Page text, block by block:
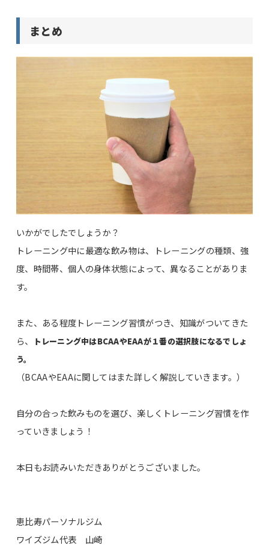
まとめ
いかがでしたでしょうか？
トレーニング中に最適な飲み物は、トレーニングの種類、強
度、時間帯、個人の身体状態によって、異なることがありま
す。
また、ある程度トレーニング習慣がつき、知識がついてきた
ら、
トレーニング中はBCAAやEAAが１番の選択肢になるでしょ
う。
（BCAAやEAAに関してはまた詳しく解説していきます。）
自分の合った飲みものを選び、楽しくトレーニング習慣を作
っていきましょう！
本日もお読みいただきありがとうございました。
恵比寿パーソナルジム
ワイズジム代表 山崎